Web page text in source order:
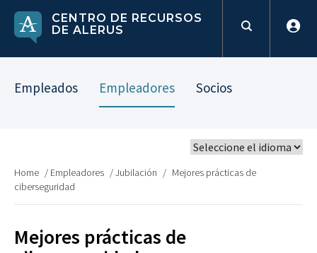
CENTRO DE RECURSOS
DE ALERUS
Empleados Empleadores Socios
Home / Empleadores /Jubilación / Mejores prácticas de
ciberseguridad
Mejores prácticas de